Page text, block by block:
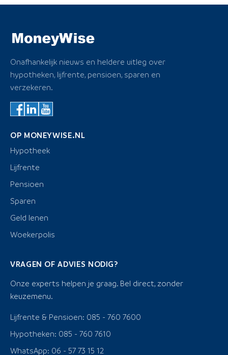
Onafhankelijk nieuws en heldere uitleg over
hypotheken, lijfrente, pensioen, sparen en
verzekeren.
OP MONEYWISE.NL
Hypotheek
Lijfrente
Pensioen
Sparen
Geld lenen
Woekerpolis
VRAGEN OF ADVIES NODIG?
Onze experts helpen je graag. Bel direct, zonder
keuzemenu.
Lijfrente & Pensioen: 085 - 760 7600
Hypotheken: 085 - 760 7610
WhatsApp: 06 - 57 73 15 12